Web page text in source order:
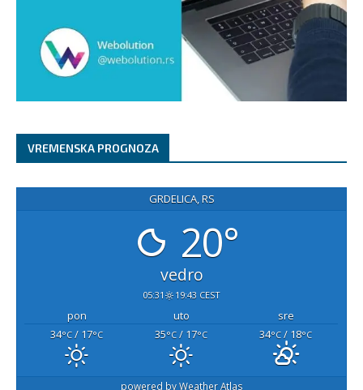
VREMENSKA PROGNOZA
GRDELICA, RS
20°
vedro
05:31 19:43 CEST
pon uto
sre
34°C / 17°C 35°C / 17°C 34°C / 18°C
powered byWeather Atlas